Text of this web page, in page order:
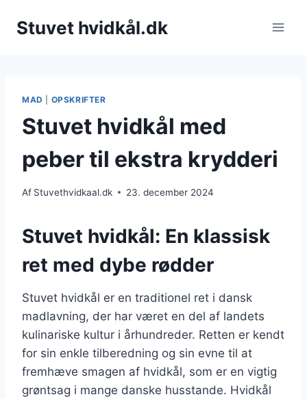
Stuvet hvidkål.dk
MAD OPSKRIFTER
Stuvet hvidkål med
peber til ekstra krydderi
Af Stuvethvidkaal.dk 23. december 2024
Stuvet hvidkål: En klassisk
ret med dybe rødder
Stuvet hvidkål er en traditionel ret i dansk
madlavning, der har været en del af landets
kulinariske kultur i århundreder. Retten er kendt
for sin enkle tilberedning og sin evne til at
fremhæve smagen af hvidkål, som er en vigtig
grøntsag i mange danske husstande. Hvidkål